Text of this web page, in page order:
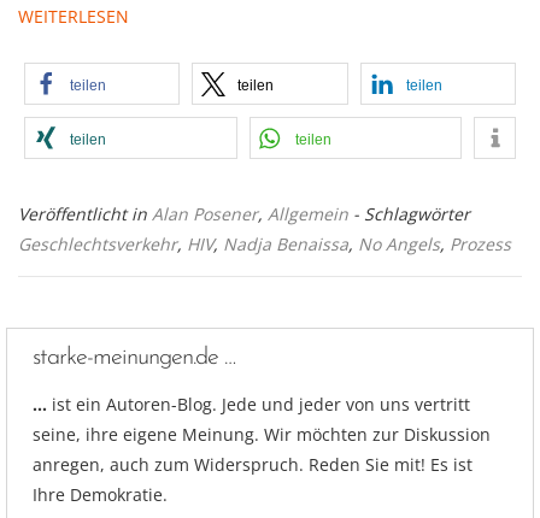
WEITERLESEN
teilen teilen teilen
teilen teilen
Veröffentlicht in Alan Posener, Allgemein - Schlagwörter
Geschlechtsverkehr, HIV, Nadja Benaissa, No Angels, Prozess
starke-meinungen.de …
… ist ein Autoren-Blog. Jede und jeder von uns vertritt
seine, ihre eigene Meinung. Wir möchten zur Diskussion
anregen, auch zum Widerspruch. Reden Sie mit! Es ist
Ihre Demokratie.